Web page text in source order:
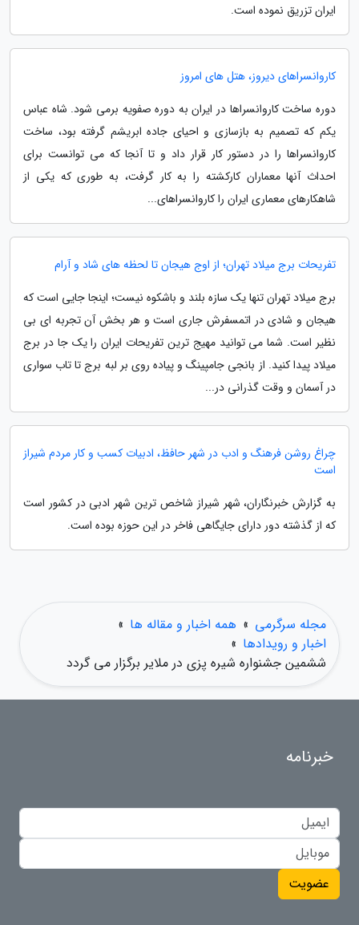
ایران تزریق نموده است.
کاروانسراهای دیروز، هتل های امروز
دوره ساخت کاروانسراها در ایران به دوره صفویه برمی شود. شاه عباس
یکم که تصمیم به بازسازی و احیای جاده ابریشم گرفته بود، ساخت
کاروانسراها را در دستور کار قرار داد و تا آنجا که می توانست برای
احداث آنها معماران کارکشته را به کار گرفت، به طوری که یکی از
شاهکارهای معماری ایران را کاروانسراهای...
تفریحات برج میلاد تهران؛ از اوج هیجان تا لحظه های شاد و آرام
برج میلاد تهران تنها یک سازه بلند و باشکوه نیست؛ اینجا جایی است که
هیجان و شادی در اتمسفرش جاری است و هر بخش آن تجربه ای بی
نظیر است. شما می توانید مهیج ترین تفریحات ایران را یک جا در برج
میلاد پیدا کنید. از بانجی جامپینگ و پیاده روی بر لبه برج تا تاب سواری
در آسمان و وقت گذرانی در...
چراغ روشن فرهنگ و ادب در شهر حافظ، ادبیات کسب و کار مردم شیراز
است
به گزارش خبرنگاران، شهر شیراز شاخص ترین شهر ادبی در کشور است
که از گذشته دور دارای جایگاهی فاخر در این حوزه بوده است.
مجله سرگرمی » همه اخبار و مقاله ها »
اخبار و رویدادها »
ششمین جشنواره شیره پزی در ملایر برگزار می گردد
خبرنامه
عضویت